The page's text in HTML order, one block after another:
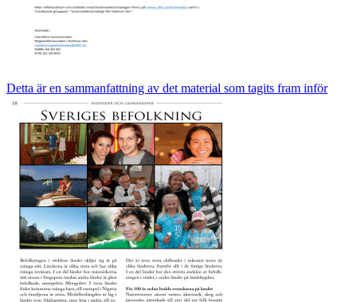
Detta är en sammanfattning av det material som tagits fram inför